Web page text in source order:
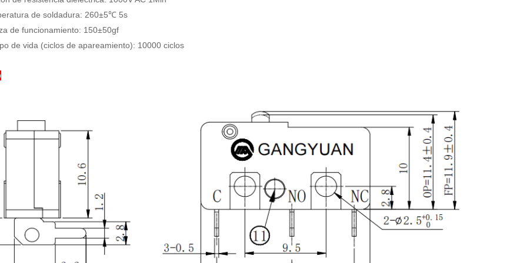
de soldadura: 260±5℃ 5s
de funcionamiento: 150±50gf
de vida (ciclos de apareamiento): 10000 ciclos